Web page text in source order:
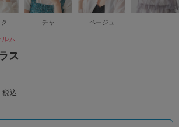
チャ ベージュ
ルム
ス
税込